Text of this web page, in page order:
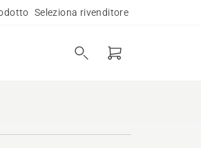
Seleziona rivenditore